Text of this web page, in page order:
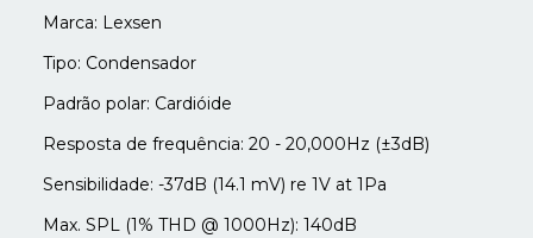
Marca: Lexsen
Tipo: Condensador
Padrão polar: Cardióide
Resposta de frequência: 20 - 20,000Hz (±3dB)
Sensibilidade: -37dB (14.1 mV) re 1V at 1Pa
Max. SPL (1% THD @ 1000Hz): 140dB